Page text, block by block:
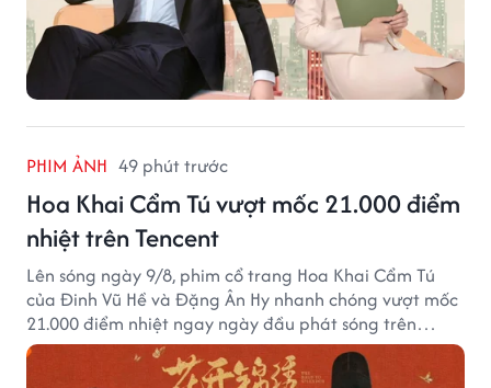
PHIM ẢNH 49 phút trước
Hoa Khai Cẩm Tú vượt mốc 21.000 điểm
nhiệt trên Tencent
Lên sóng ngày 9/8, phim cổ trang Hoa Khai Cẩm Tú
của Đinh Vũ Hề và Đặng Ân Hy nhanh chóng vượt mốc
21.000 điểm nhiệt ngay ngày đầu phát sóng trên
Tencent Video.